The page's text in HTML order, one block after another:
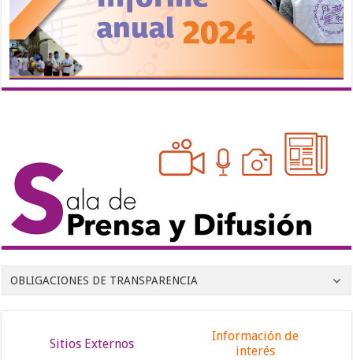
OBLIGACIONES DE TRANSPARENCIA
Sitios Externos
Información de
interés